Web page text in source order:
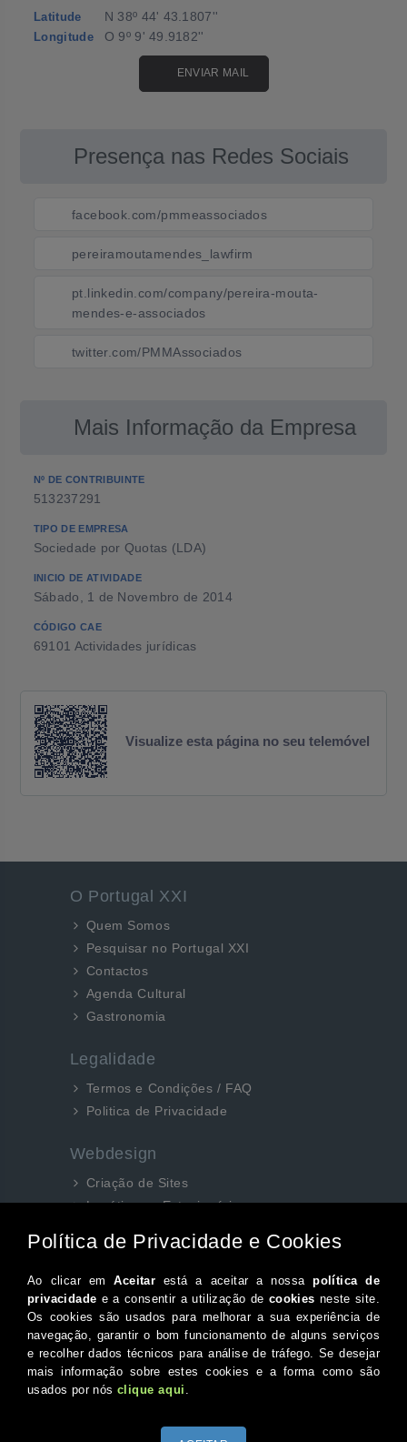
Latitude N 38º 44' 43.1807''
Longitude O 9º 9' 49.9182''
ENVIAR MAIL
Presença nas Redes Sociais
facebook.com/pmmeassociados
pereiramoutamendes_lawfirm
pt.linkedin.com/company/pereira-mouta-
mendes-e-associados
twitter.com/PMMAssociados
Mais Informação da Empresa
Nº DE CONTRIBUINTE
513237291
TIPO DE EMPRESA
Sociedade por Quotas (LDA)
INICIO DE ATIVIDADE
Sábado, 1 de Novembro de 2014
CÓDIGO CAE
69101 Actividades jurídicas
Visualize esta página no seu telemóvel
O Portugal XXI
Quem Somos
Pesquisar no Portugal XXI
Contactos
Agenda Cultural
Gastronomia
Legalidade
Termos e Condições / FAQ
Politica de Privacidade
Webdesign
Criação de Sites
Logótipos e Estacionários
Siga-nos aqui...
Facebook
Instagram
Twitter
Canal do Youtube
© 2026 Portugal XXI Todos os direitos reservados.